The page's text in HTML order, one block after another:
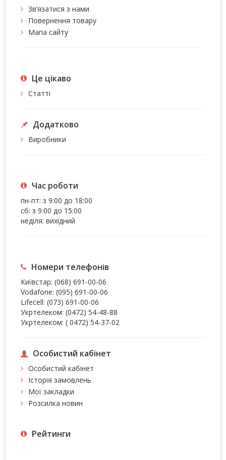
Зв’язатися з нами
Повернення товару
Мапа сайту
Це цiкаво
Статті
Додатково
Виробники
Час роботи
пн-пт: з 9:00 до 18:00
сб: з 9:00 до 15:00
неділя: вихідний
Номери телефонів
Київстар: (068) 691-00-06
Vodafone: (095) 691-00-06
Lifecell: (073) 691-00-06
Укртелеком: (0472) 54-48-88
Укртелеком: ( 0472) 54-37-02
Особистий кабінет
Особистий кабінет
Історія замовлень
Мої закладки
Розсилка новин
Рейтинги